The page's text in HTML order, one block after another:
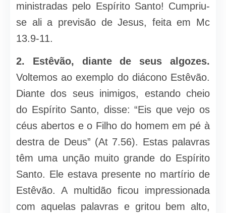
ministradas pelo Espírito Santo! Cumpriu-
se ali a previsão de Jesus, feita em Mc
13.9-11.
2. Estêvão, diante de seus algozes.
Voltemos ao exemplo do diácono Estêvão.
Diante dos seus inimigos, estando cheio
do Espírito Santo, disse: “Eis que vejo os
céus abertos e o Filho do homem em pé à
destra de Deus” (At 7.56). Estas palavras
têm uma unção muito grande do Espírito
Santo. Ele estava presente no martírio de
Estêvão. A multidão ficou impressionada
com aquelas palavras e gritou bem alto,